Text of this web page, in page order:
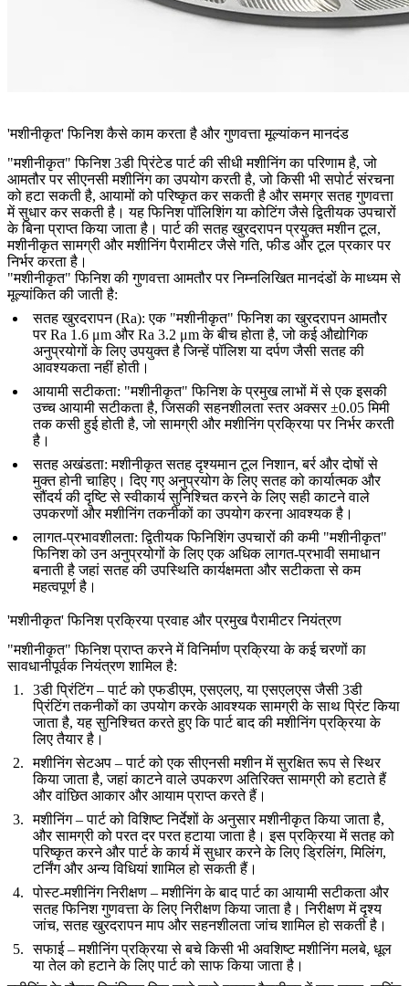
'मशीनीकृत' फिनिश कैसे काम करता है और गुणवत्ता मूल्यांकन मानदंड
"मशीनीकृत" फिनिश 3डी प्रिंटेड पार्ट की सीधी मशीनिंग का परिणाम है, जो
आमतौर पर सीएनसी मशीनिंग का उपयोग करती है, जो किसी भी सपोर्ट संरचना
को हटा सकती है, आयामों को परिष्कृत कर सकती है और समग्र सतह गुणवत्ता
में सुधार कर सकती है। यह फिनिश पॉलिशिंग या कोटिंग जैसे द्वितीयक उपचारों
के बिना प्राप्त किया जाता है। पार्ट की सतह खुरदरापन प्रयुक्त मशीन टूल,
मशीनीकृत सामग्री और मशीनिंग पैरामीटर जैसे गति, फीड और टूल प्रकार पर
निर्भर करता है।
"मशीनीकृत" फिनिश की गुणवत्ता आमतौर पर निम्नलिखित मानदंडों के माध्यम से
मूल्यांकित की जाती है:
सतह खुरदरापन (Ra): एक "मशीनीकृत" फिनिश का खुरदरापन आमतौर
पर Ra 1.6 μm और Ra 3.2 μm के बीच होता है, जो कई औद्योगिक
अनुप्रयोगों के लिए उपयुक्त है जिन्हें पॉलिश या दर्पण जैसी सतह की
आवश्यकता नहीं होती।
आयामी सटीकता: "मशीनीकृत" फिनिश के प्रमुख लाभों में से एक इसकी
उच्च आयामी सटीकता है, जिसकी सहनशीलता स्तर अक्सर ±0.05 मिमी
तक कसी हुई होती है, जो सामग्री और मशीनिंग प्रक्रिया पर निर्भर करती
है।
सतह अखंडता: मशीनीकृत सतह दृश्यमान टूल निशान, बर्र और दोषों से
मुक्त होनी चाहिए। दिए गए अनुप्रयोग के लिए सतह को कार्यात्मक और
सौंदर्य की दृष्टि से स्वीकार्य सुनिश्चित करने के लिए सही काटने वाले
उपकरणों और मशीनिंग तकनीकों का उपयोग करना आवश्यक है।
लागत-प्रभावशीलता: द्वितीयक फिनिशिंग उपचारों की कमी "मशीनीकृत"
फिनिश को उन अनुप्रयोगों के लिए एक अधिक लागत-प्रभावी समाधान
बनाती है जहां सतह की उपस्थिति कार्यक्षमता और सटीकता से कम
महत्वपूर्ण है।
'मशीनीकृत' फिनिश प्रक्रिया प्रवाह और प्रमुख पैरामीटर नियंत्रण
"मशीनीकृत" फिनिश प्राप्त करने में विनिर्माण प्रक्रिया के कई चरणों का
सावधानीपूर्वक नियंत्रण शामिल है:
3डी प्रिंटिंग– पार्ट को एफडीएम, एसएलए, या एसएलएस जैसी 3डी
प्रिंटिंग तकनीकों का उपयोग करके आवश्यक सामग्री के साथ प्रिंट किया
जाता है, यह सुनिश्चित करते हुए कि पार्ट बाद की मशीनिंग प्रक्रिया के
लिए तैयार है।
मशीनिंग सेटअप – पार्ट को एक सीएनसी मशीन में सुरक्षित रूप से स्थिर
किया जाता है, जहां काटने वाले उपकरण अतिरिक्त सामग्री को हटाते हैं
और वांछित आकार और आयाम प्राप्त करते हैं।
मशीनिंग– पार्ट को विशिष्ट निर्देशों के अनुसार मशीनीकृत किया जाता है,
और सामग्री को परत दर परत हटाया जाता है। इस प्रक्रिया में सतह को
परिष्कृत करने और पार्ट के कार्य में सुधार करने के लिए ड्रिलिंग, मिलिंग,
टर्निंग और अन्य विधियां शामिल हो सकती हैं।
पोस्ट-मशीनिंग निरीक्षण – मशीनिंग के बाद पार्ट का आयामी सटीकता और
सतह फिनिश गुणवत्ता के लिए निरीक्षण किया जाता है। निरीक्षण में दृश्य
जांच, सतह खुरदरापन माप और सहनशीलता जांच शामिल हो सकती है।
सफाई– मशीनिंग प्रक्रिया से बचे किसी भी अवशिष्ट मशीनिंग मलबे, धूल
या तेल को हटाने के लिए पार्ट को साफ किया जाता है।